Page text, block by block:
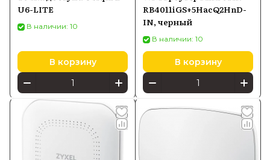
U6-LITE
В наличии: 10
В корзину
RB4011iGS+5HacQ2HnD-
IN, черный
В наличии: 10
В корзину